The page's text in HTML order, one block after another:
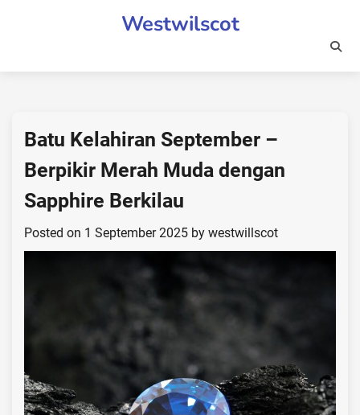
Westwilscot
Batu Kelahiran September –
Berpikir Merah Muda dengan
Sapphire Berkilau
Posted on 1 September 2025 by westwillscot